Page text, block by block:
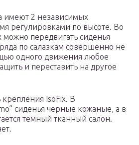
имеют 2 независимых
регулировками по высоте. Во
можно передвигать сиденья
по салазкам совершенно не
одного движения любое
и переставить на другое
крепления IsoFix. В
сиденья черные кожаные, а в
темный тканный салон.